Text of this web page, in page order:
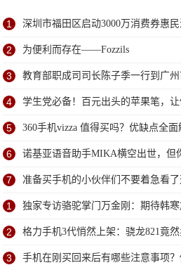
1 深圳市福田区启动3000万消费券惠
2 为便利而存在——Fozzils
3 教育部职成司司长陈子季一行到广
研
4 学生党必备！百元出头的苹果笔，
5 360手机vizza 值得买吗？优缺点全面
6 诺基亚语音助手MIKA横空出世，但
7 准备买手机的小伙伴们不要着急看
机吧
1 独家专访骆驼掌门万金刚：期待韩
2 格力手机3代悄然上架：骁龙821竟然
3 手机在刚买回来后有哪些注意事项？